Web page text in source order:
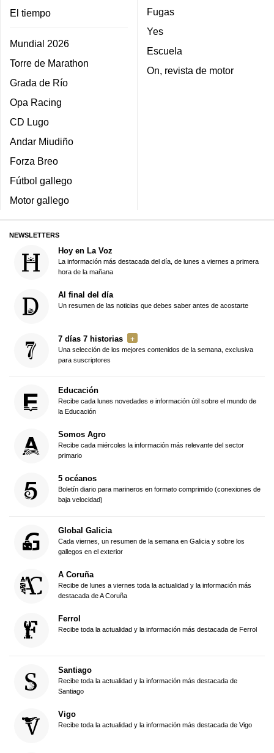
El tiempo
Mundial 2026
Torre de Marathon
Grada de Río
Opa Racing
CD Lugo
Andar Miudiño
Forza Breo
Fútbol gallego
Motor gallego
Fugas
Yes
Escuela
On, revista de motor
NEWSLETTERS
Hoy en La Voz
La información más destacada del día, de lunes a viernes a primera
hora de la mañana
Al final del día
Un resumen de las noticias que debes saber antes de acostarte
7 días 7 historias
Una selección de los mejores contenidos de la semana, exclusiva
para suscriptores
Educación
Recibe cada lunes novedades e información útil sobre el mundo de
la Educación
Somos Agro
Recibe cada miércoles la información más relevante del sector
primario
5 océanos
Boletín diario para marineros en formato comprimido (conexiones de
baja velocidad)
Global Galicia
Cada viernes, un resumen de la semana en Galicia y sobre los
gallegos en el exterior
A Coruña
Recibe de lunes a viernes toda la actualidad y la información más
destacada de A Coruña
Ferrol
Recibe toda la actualidad y la información más destacada de Ferrol
Santiago
Recibe toda la actualidad y la información más destacada de
Santiago
Vigo
Recibe toda la actualidad y la información más destacada de Vigo